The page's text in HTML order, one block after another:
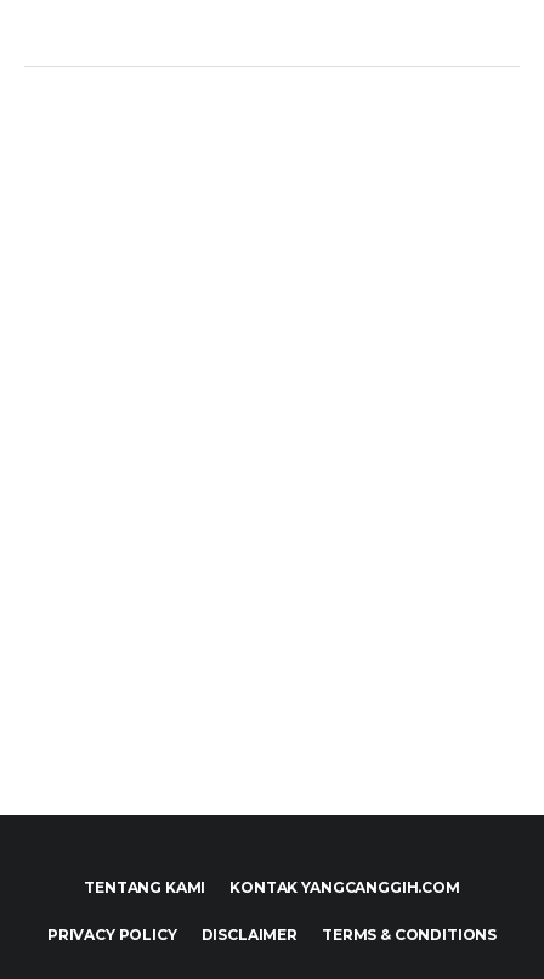
TENTANG KAMI KONTAK YANGCANGGIH.COM
PRIVACY POLICY DISCLAIMER TERMS & CONDITIONS